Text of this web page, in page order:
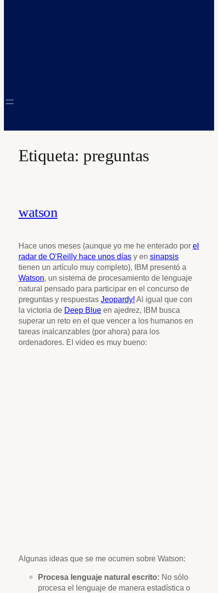
Etiqueta: preguntas
watson
Hace unos meses (aunque yo me he enterado por el
radar de O’Reilly hace unos días y en sinapsis
tienen un artículo muy completo), IBM presentó a
Watson, un sistema de procesamiento de lenguaje
natural pensado para participar en el concurso de
preguntas y respuestas Jeopardy! Al igual que con
la victoria de Deep Blue en ajedrez, IBM busca
superar un reto en el que vencer a los humanos en
tareas inalcanzables (por ahora) para los
ordenadores. El video es muy bueno:
Algunas ideas que se me ocurren sobre Watson:
Procesa lenguaje natural escrito: No sólo
procesa el lenguaje de manera estadística o